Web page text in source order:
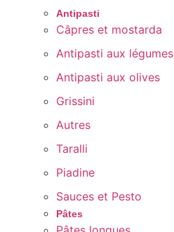
Antipasti
Câpres et mostarda
Antipasti aux légumes
Antipasti aux olives
Grissini
Autres
Taralli
Piadine
Sauces et Pesto
Pâtes